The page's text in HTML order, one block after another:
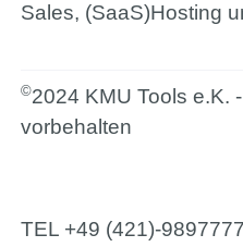
Sales, (SaaS)Hosting
©2024 KMU Tools e.K.
vorbehalten
TEL +49 (421)-